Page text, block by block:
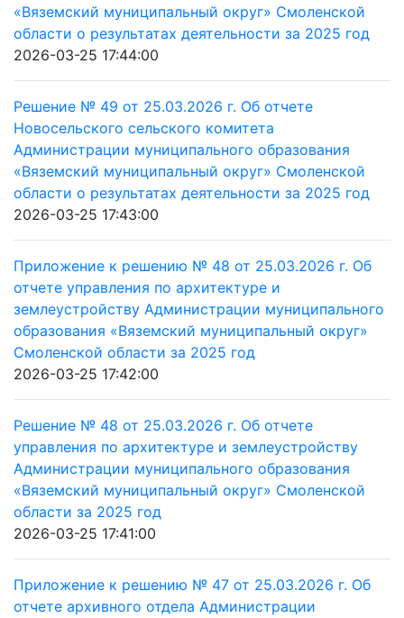
«Вяземский муниципальный округ» Смоленской
области о результатах деятельности за 2025 год
2026-03-25 17:44:00
Решение № 49 от 25.03.2026 г. Об отчете
Новосельского сельского комитета
Администрации муниципального образования
«Вяземский муниципальный округ» Смоленской
области о результатах деятельности за 2025 год
2026-03-25 17:43:00
Приложение к решению № 48 от 25.03.2026 г. Об
отчете управления по архитектуре и
землеустройству Администрации муниципального
образования «Вяземский муниципальный округ»
Смоленской области за 2025 год
2026-03-25 17:42:00
Решение № 48 от 25.03.2026 г. Об отчете
управления по архитектуре и землеустройству
Администрации муниципального образования
«Вяземский муниципальный округ» Смоленской
области за 2025 год
2026-03-25 17:41:00
Приложение к решению № 47 от 25.03.2026 г. Об
отчете архивного отдела Администрации